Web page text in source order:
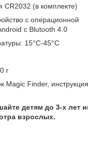
CR2032 (в комплекте)
с операционной
с Blutooth 4.0
15°C-45°C
г
Magic Finder,
детям до 3-х лет
взрослых.